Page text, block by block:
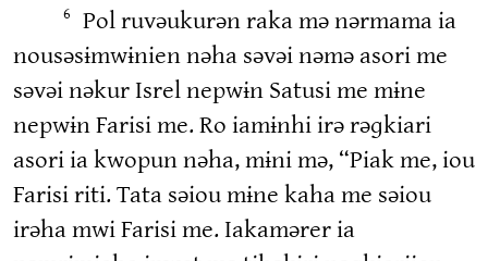
6
Pol ruvəukurən raka mə nərmama ia
nousəsɨmwɨnien nəha səvəi nəmə asori me
səvəi nəkur Isrel nepwɨn Satusi me mɨne
nepwɨn Farisi me. Ro iamɨnhi irə rəɡkiari
asori ia kwopun nəha, mɨni mə, “Piak me, iou
Farisi riti. Tata səiou mɨne kaha me səiou
irəha mwi Farisi me. Iakamərer ia